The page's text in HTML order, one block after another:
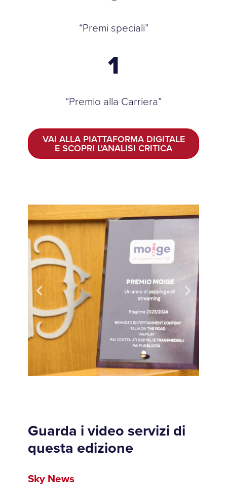
“Premi speciali”
1
“Premio alla Carriera”
VAI ALLA PIATTAFORMA DIGITALE
E SCOPRI L'ANALISI CRITICA
Guarda i video servizi di
questa edizione
Sky News